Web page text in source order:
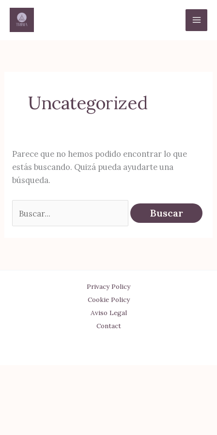
contenido
Uncategorized
Parece que no hemos podido encontrar lo que
estás buscando. Quizá pueda ayudarte una
búsqueda.
por:
Privacy Policy
Cookie Policy
Aviso Legal
Contact